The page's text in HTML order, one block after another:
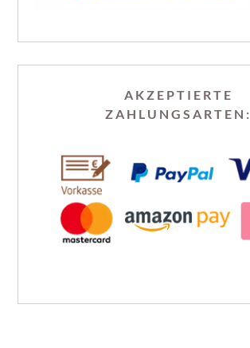
AKZEPTIERTE
ZAHLUNGSARTEN: